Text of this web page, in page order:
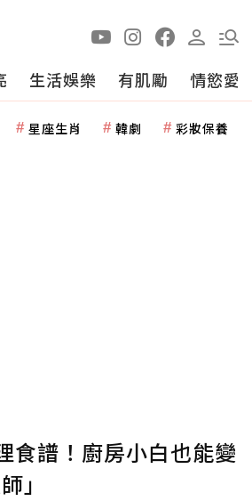
生活娛樂 有肌勵 情慾愛
星座生肖 韓劇 彩妝保養
食譜！廚房小白也能變
」